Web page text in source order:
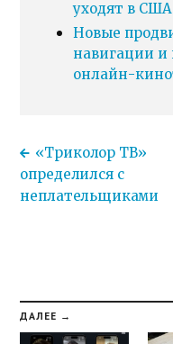
уходят в
Новые
навигации и
онлайн-
«Триколор ТВ»
определился с
неплательщиками
ДАЛЕЕ →